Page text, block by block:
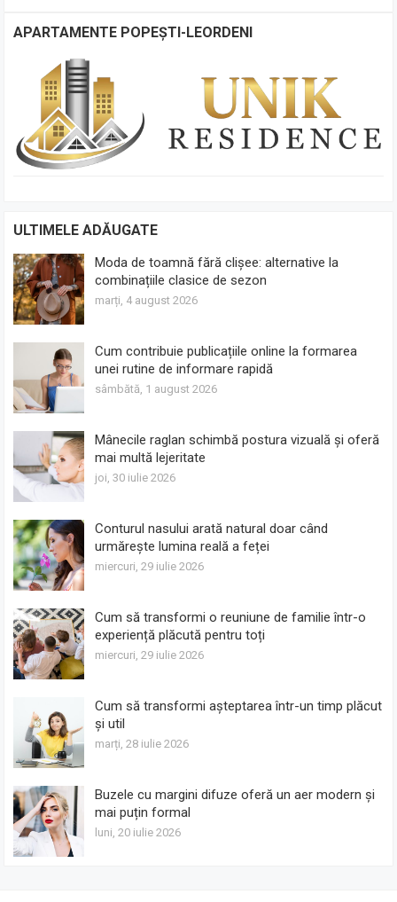
APARTAMENTE POPEȘTI-LEORDENI
ULTIMELE ADĂUGATE
Moda de toamnă fără clișee: alternative la
combinațiile clasice de sezon
marți, 4 august 2026
Cum contribuie publicațiile online la formarea
unei rutine de informare rapidă
sâmbătă, 1 august 2026
Mânecile raglan schimbă postura vizuală și oferă
mai multă lejeritate
joi, 30 iulie 2026
Conturul nasului arată natural doar când
urmărește lumina reală a feței
miercuri, 29 iulie 2026
Cum să transformi o reuniune de familie într-o
experiență plăcută pentru toți
miercuri, 29 iulie 2026
Cum să transformi așteptarea într-un timp plăcut
și util
marți, 28 iulie 2026
Buzele cu margini difuze oferă un aer modern și
mai puțin formal
luni, 20 iulie 2026